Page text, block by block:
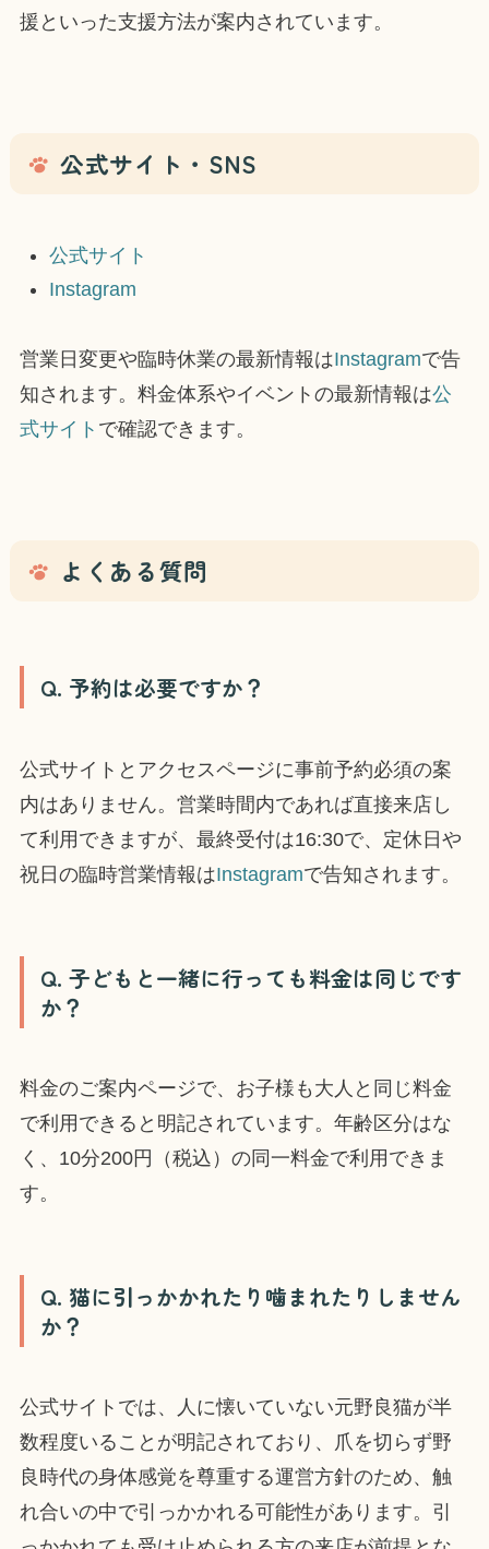
援といった支援方法が案内されています。
公式サイト・SNS
公式サイト
Instagram
営業日変更や臨時休業の最新情報はInstagramで告
知されます。料金体系やイベントの最新情報は公
式サイト で確認できます。
よくある質問
Q. 予約は必要ですか？
公式サイトとアクセスページに事前予約必須の案
内はありません。営業時間内であれば直接来店し
て利用できますが、最終受付は16:30で、定休日や
祝日の臨時営業情報はInstagramで告知されます。
Q. 子どもと一緒に行っても料金は同じです
か？
料金のご案内ページで、お子様も大人と同じ料金
で利用できると明記されています。年齢区分はな
く、10分200円（税込）の同一料金で利用できま
す。
Q. 猫に引っかかれたり噛まれたりしません
か？
公式サイトでは、人に懐いていない元野良猫が半
数程度いることが明記されており、爪を切らず野
良時代の身体感覚を尊重する運営方針のため、触
れ合いの中で引っかかれる可能性があります。引